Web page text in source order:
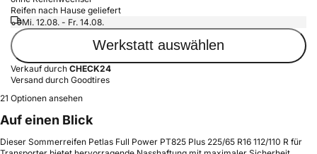
Reifen nach Hause geliefert
Mi. 12.08. - Fr. 14.08.
Werkstatt auswählen
Verkauf durch CHECK24
Versand durch Goodtires
21 Optionen ansehen
Auf einen Blick
Dieser Sommerreifen Petlas Full Power PT825 Plus 225/65 R16 112/110 R für